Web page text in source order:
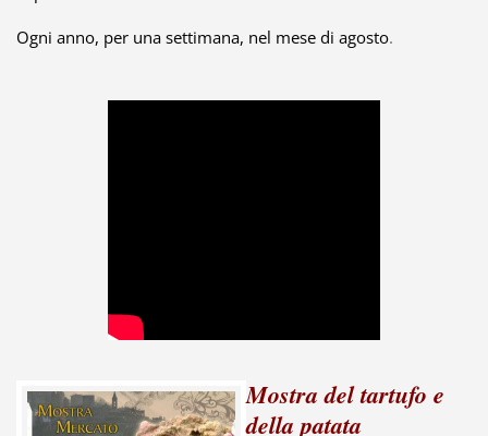
Ogni anno, per una settimana, nel mese di agosto.
Mostra del tartufo e
della patata